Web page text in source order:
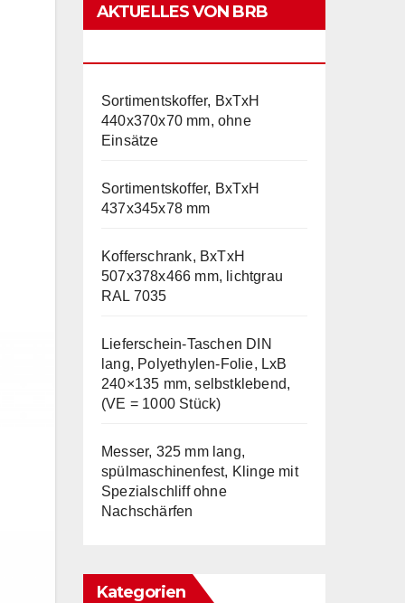
AKTUELLES VON BRB
Sortimentskoffer, BxTxH
440x370x70 mm, ohne
Einsätze
Sortimentskoffer, BxTxH
437x345x78 mm
Kofferschrank, BxTxH
507x378x466 mm, lichtgrau
RAL 7035
Lieferschein-Taschen DIN
lang, Polyethylen-Folie, LxB
240×135 mm, selbstklebend,
(VE = 1000 Stück)
Messer, 325 mm lang,
spülmaschinenfest, Klinge mit
Spezialschliff ohne
Nachschärfen
Kategorien